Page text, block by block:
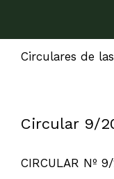
Circulares de
Circular 9/
CIRCULAR Nº